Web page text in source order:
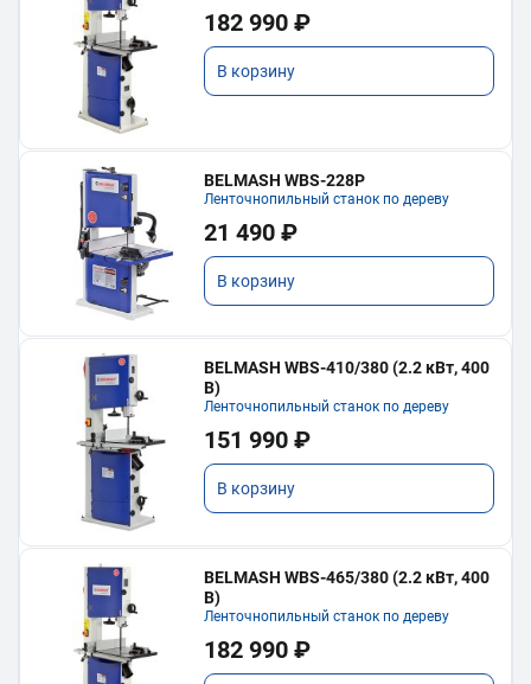
182 990 ₽
В корзину
BELMASH WBS-228P
Ленточнопильный станок по дереву
21 490 ₽
В корзину
BELMASH WBS-410/380 (2.2 кВт, 400
В)
Ленточнопильный станок по дереву
151 990 ₽
В корзину
BELMASH WBS-465/380 (2.2 кВт, 400
В)
Ленточнопильный станок по дереву
182 990 ₽